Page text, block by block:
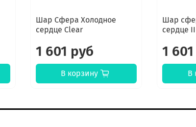
Шар Сфера Холодное
сердце Clear
1 601 руб
В корзину
Шар
сердце II
1
В